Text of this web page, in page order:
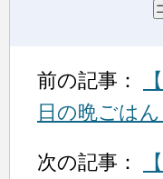
前の記事：
日の晩ごはん
次の記事：